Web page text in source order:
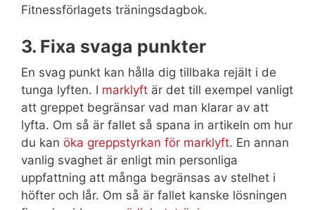
Fitnessförlagets träningsdagbok.
3. Fixa svaga punkter
En svag punkt kan hålla dig tillbaka rejält i de
tunga lyften. I marklyft är det till exempel vanligt
att greppet begränsar vad man klarar av att
lyfta. Om så är fallet så spana in artikeln om hur
du kan öka greppstyrkan för marklyft. En annan
vanlig svaghet är enligt min personliga
uppfattning att många begränsas av stelhet i
höfter och lår. Om så är fallet kanske lösningen